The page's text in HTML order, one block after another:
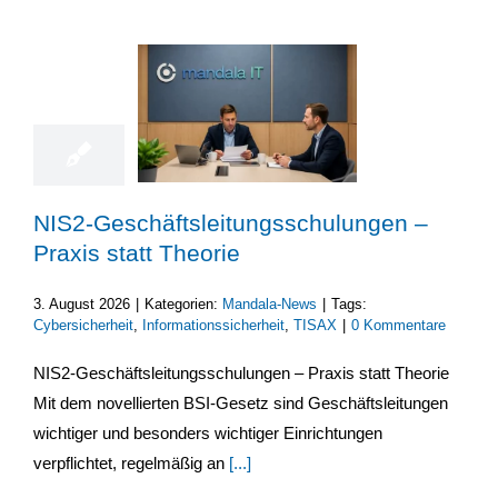
NIS2-Geschäftsleitungsschulungen –
Praxis statt Theorie
3. August 2026 Kategorien: Mandala-News
Tags:
Cybersicherheit
Informationssicherheit TISAX 0 Kommentare
NIS2-Geschäftsleitungsschulungen – Praxis statt Theorie
Mit dem novellierten BSI-Gesetz sind Geschäftsleitungen
wichtiger und besonders wichtiger Einrichtungen
verpflichtet, regelmäßig an [...]